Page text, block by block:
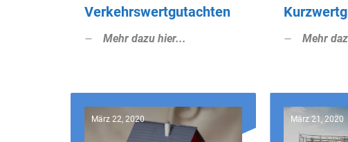
Verkehrswertgutachten
Mehr dazu hier... Mehr
März 22, 2020 März 21, 2020